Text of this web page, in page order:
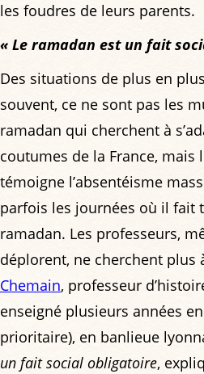
les foudres de leurs parents.
« Le ramadan est un fait
Des situations de plus en
souvent, ce ne sont pas les
ramadan qui cherchent à
coutumes de la France, mais
témoigne l’absentéisme
parfois les journées où il fait
ramadan. Les professeurs,
déplorent, ne cherchent plus
Chemain, professeur
enseigné plusieurs années
prioritaire), en banlieue
un fait social obligatoire,